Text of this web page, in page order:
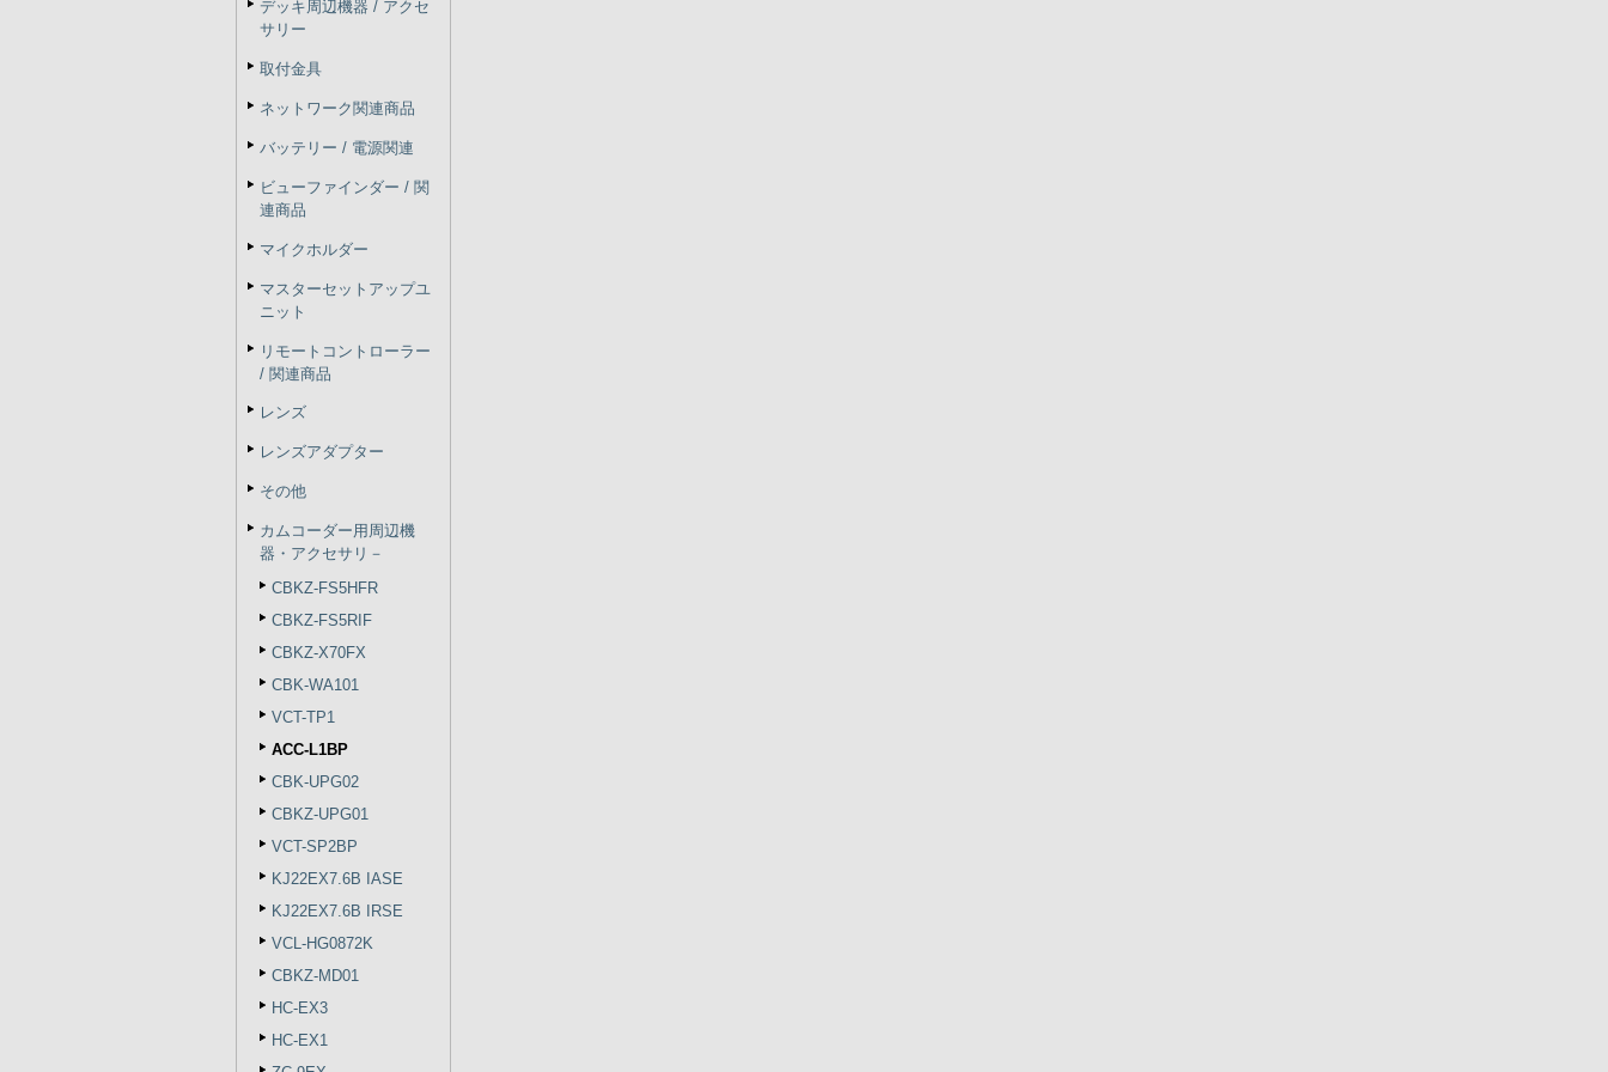
デッキ周辺機器 / アクセ
サリー
取付金具
ネットワーク関連商品
バッテリー / 電源関連
ビューファインダー / 関
連商品
マイクホルダー
マスターセットアップユ
ニット
リモートコントローラー
/ 関連商品
レンズ
レンズアダプター
その他
カムコーダー用周辺機
器・アクセサリ－
CBKZ-FS5HFR
CBKZ-FS5RIF
CBKZ-X70FX
CBK-WA101
VCT-TP1
ACC-L1BP
CBK-UPG02
CBKZ-UPG01
VCT-SP2BP
KJ22EX7.6B IASE
KJ22EX7.6B IRSE
VCL-HG0872K
CBKZ-MD01
HC-EX3
HC-EX1